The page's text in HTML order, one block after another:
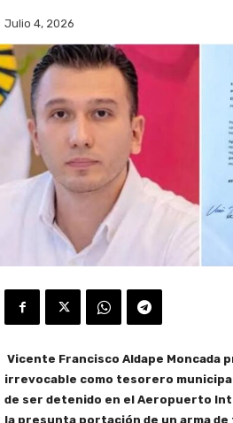
Julio 4, 2026
Vicente Francisco Aldape Moncada
irrevocable como tesorero
de ser detenido en el Aeropuerto
la presunta portación de un arma